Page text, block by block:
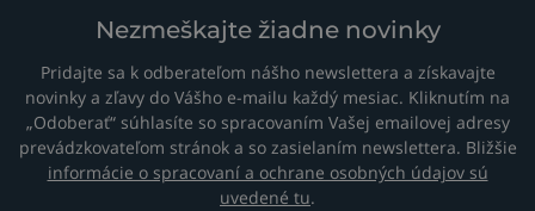
Nezmeškajte žiadne novinky
Pridajte sa k odberateľom nášho newslettera a získavajte
novinky a zľavy do Vášho e-mailu každý mesiac. Kliknutím na
„Odoberať“ súhlasíte so spracovaním Vašej emailovej adresy
prevádzkovateľom stránok a so zasielaním newslettera. Bližšie
informácie o spracovaní a ochrane osobných údajov sú
uvedené tu.